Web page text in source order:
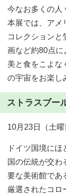
今なお多くの人
本展では、アメ
コレクションと
画など約80点に
美と食をこよな
の宇宙をお楽し
ストラスブー
10月23日（土曜
ドイツ国境に
国の伝統が交わ
要な美術館であ
厳選されたコロ